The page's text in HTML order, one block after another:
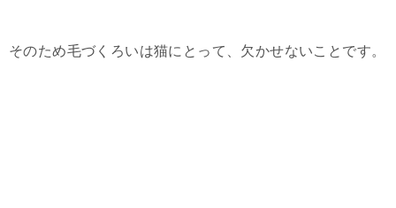
そのため毛づくろいは猫にとって、欠かせないことです。